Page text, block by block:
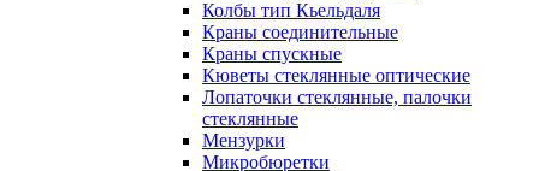
Колбы тип Кьельдаля
Краны соединительные
Краны спускные
Кюветы стеклянные оптические
Лопаточки стеклянные, палочки
стеклянные
Мензурки
Микробюретки